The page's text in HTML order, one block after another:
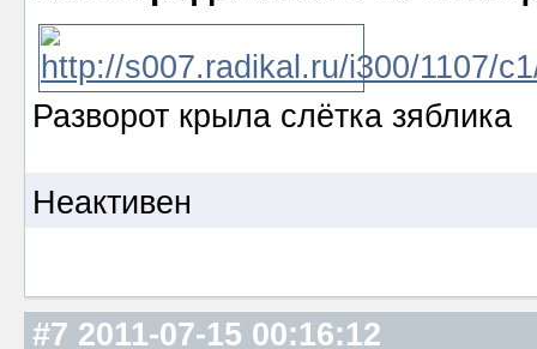
Разворот крыла слётка зяблика
Неактивен
#7 2011-07-15 00:16:12